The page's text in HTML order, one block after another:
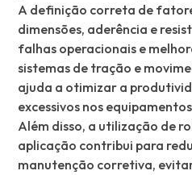
A definição correta de
dimensões, aderência e
falhas operacionais e
sistemas de tração e
ajuda a otimizar a
excessivos nos
Além disso, a utilização de
aplicação contribui para
manutenção corretiva,